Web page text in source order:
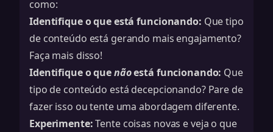
como:
Identifique o que está funcionando: Que tipo
de conteúdo está gerando mais engajamento?
Faça mais disso!
Identifique o quenãoestá funcionando: Que
tipo de conteúdo está decepcionando? Pare de
fazer isso ou tente uma abordagem diferente.
Experimente:Tente coisas novas e veja o que